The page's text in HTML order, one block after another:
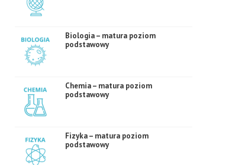
Biologia – matura poziom
podstawowy
Chemia – matura poziom
podstawowy
Fizyka – matura poziom
podstawowy